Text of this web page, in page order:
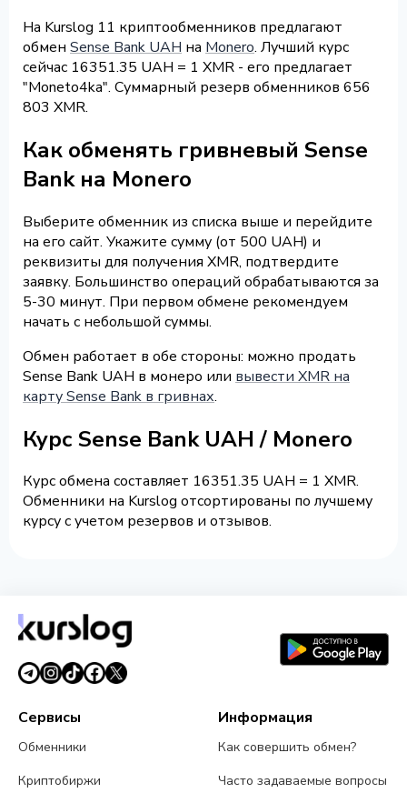
На Kurslog 11 криптообменников предлагают
обмен Sense Bank UAH на Monero. Лучший курс
сейчас 16351.35 UAH = 1 XMR - его предлагает
"Moneto4ka". Суммарный резерв обменников 656
803 XMR.
Как обменять гривневый Sense
Bank на Monero
Выберите обменник из списка выше и перейдите
на его сайт. Укажите сумму (от 500 UAH) и
реквизиты для получения XMR, подтвердите
заявку. Большинство операций обрабатываются за
5-30 минут. При первом обмене рекомендуем
начать с небольшой суммы.
Обмен работает в обе стороны: можно продать
Sense Bank UAH в монеро или вывести XMR на
карту Sense Bank в гривнах.
Курс Sense Bank UAH / Monero
Курс обмена составляет 16351.35 UAH = 1 XMR.
Обменники на Kurslog отсортированы по лучшему
курсу с учетом резервов и отзывов.
Сервисы
Обменники
Криптобиржи
Информация
Как совершить обмен?
Часто задаваемые вопросы